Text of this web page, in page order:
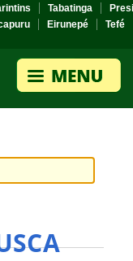
Tabatinga
Eirunepé
Tefé